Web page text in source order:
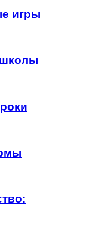
игры